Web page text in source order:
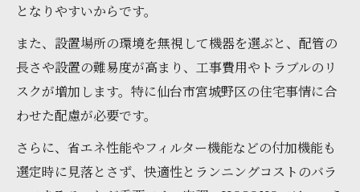
となりやすいからです。
また、設置場所の環境を無視して機器を選ぶと、配管の
長さや設置の難易度が高まり、工事費用やトラブルのリ
スクが増加します。特に仙台市宮城野区の住宅事情に合
わせた配慮が必要です。
さらに、省エネ性能やフィルター機能などの付加機能も
選定時に見落とさず、快適性とランニングコストのバラ